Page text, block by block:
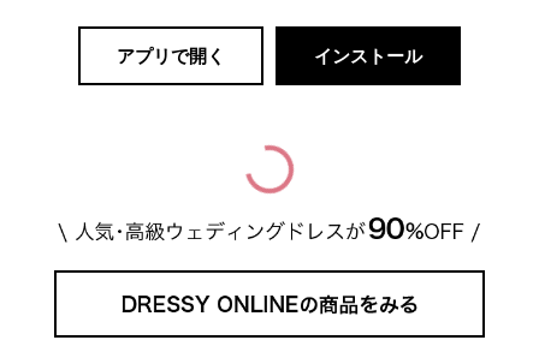
アプリで開く インストール